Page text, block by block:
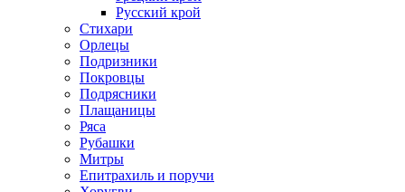
Русский крой
Стихари
Орлецы
Подризники
Покровцы
Подрясники
Плащаницы
Ряса
Рубашки
Митры
Епитрахиль и поручи